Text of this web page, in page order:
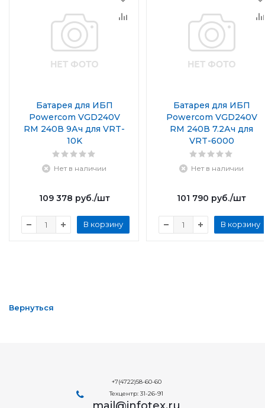
Батарея для ИБП
Powercom VGD240V
RM 240В 9Ач для VRT-
10K
Нет в наличии
109 378 руб./шт
В корзину
Батарея для ИБП
Powercom VGD240V
RM 240В 7.2Ач для
VRT-6000
Нет в наличии
101 790 руб./шт
В корзину
Вернуться
+7(4722)58-60-60
Техцентр: 31-26-91